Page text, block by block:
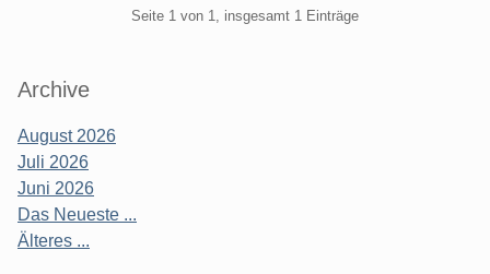
Seite 1 von 1, insgesamt 1 Einträge
Seitenleiste
Archive
August 2026
Juli 2026
Juni 2026
Das Neueste ...
Älteres ...